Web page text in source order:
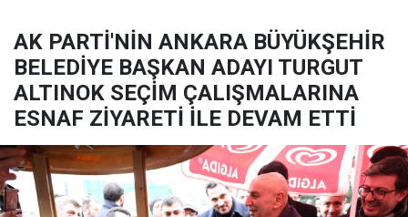
AK PARTİ'NİN ANKARA BÜYÜKŞEHİR
BELEDİYE BAŞKAN ADAYI TURGUT
ALTINOK SEÇİM ÇALIŞMALARINA
ESNAF ZİYARETİ İLE DEVAM ETTİ